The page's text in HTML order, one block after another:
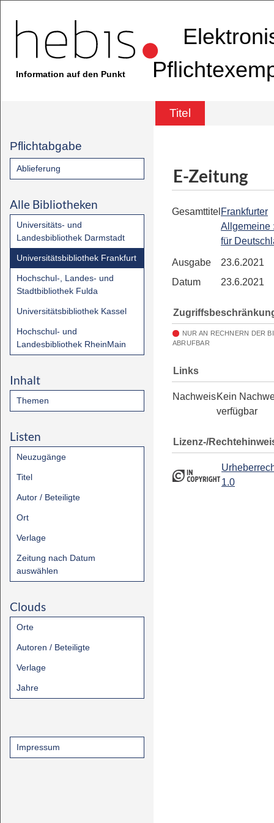
Information auf den Punkt
Titel
Pflichtabgabe
Ablieferung
Alle Bibliotheken
Universitäts- und
Landesbibliothek Darmstadt
Universitätsbibliothek Frankfurt
Hochschul-, Landes- und
Stadtbibliothek Fulda
Universitätsbibliothek Kassel
Hochschul- und
Landesbibliothek RheinMain
Inhalt
Themen
Listen
Neuzugänge
Titel
Autor / Beteiligte
Ort
Verlage
Zeitung nach Datum
auswählen
Clouds
Orte
Autoren / Beteiligte
Verlage
Jahre
Impressum
E-Zeitung
Gesamttitel Frankfurter
Allgemeine
für
Ausgabe
23.6.2021
Datum
23.6.2021
NUR AN RECHNERN DER
ABRUFBAR
Links
NachweisKein
verfügbar
Lizenz-/
1.0